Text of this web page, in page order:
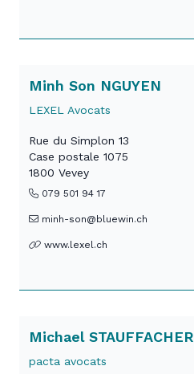
Minh Son NGUYEN
LEXEL Avocats
Rue du Simplon 13
Case postale 1075
1800 Vevey
079 501 94 17
minh-son@bluewin.ch
www.lexel.ch
Michael STAUFFACHER
pacta avocats